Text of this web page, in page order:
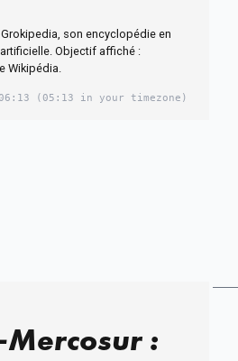
son encyclopédie en
Objectif affiché :
Wikipédia.
06:13 (05:13 in your timezone)
Mercosur :